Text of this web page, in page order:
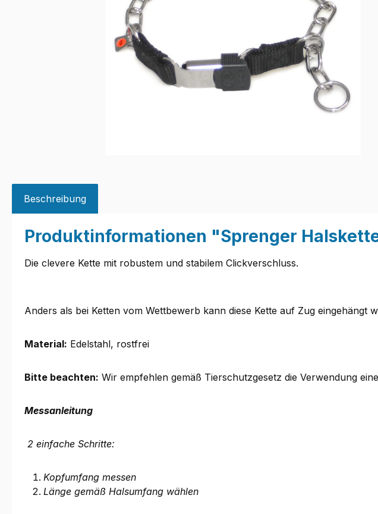
Beschreibung
Produktinformationen "Sprenger
Die clevere Kette mit robustem und stabilem Clickverschluss.
Anders als bei Ketten vom Wettbewerb kann diese Kette auf Zug eingehängt
Material: Edelstahl, rostfrei
Bitte beachten: Wir empfehlen gemäß Tierschutzgesetz die Verwendung
Messanleitung
2 einfache Schritte:
Kopfumfang messen
Länge gemäß Halsumfang wählen